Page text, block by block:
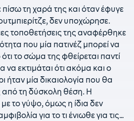
τη χαρά της και όταν έφυγε
δεν υποχώρησε.
τοποθετήσεις της αναφέρθηκε
που μία πατινέζ μπορεί να
ότι το σώμα της φθείρεται παντί
εκτιμάται ότι ακόμα και ο
ήταν μία δικαιολογία που θα
τη δύσκολη θέση. Η
το γύψο, όμως η ίδια δεν
για το τι ένιωθε για τις…